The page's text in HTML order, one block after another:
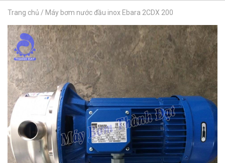
Trang chủ / Máy bơm nước đầu inox Ebara 2CDX 200